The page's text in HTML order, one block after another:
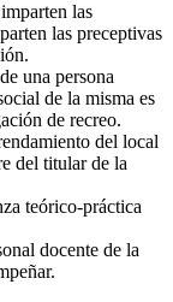
las
las preceptivas
una persona
de la misma es
de recreo.
del local
del titular de la
teórico-práctica
docente de la